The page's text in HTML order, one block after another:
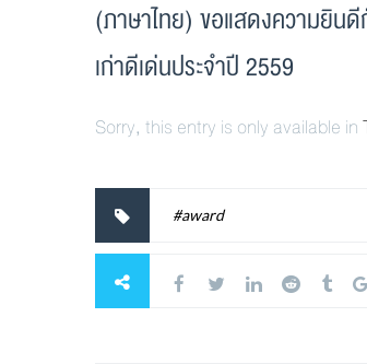
(ภาษาไทย) ขอแสดงความยิน
เก่าดีเด่นประจำปี 2559
Sorry, this entry is only available in
#award